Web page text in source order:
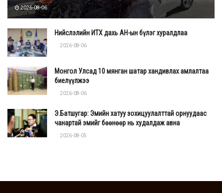
2026-08-06
Нийслэлийн ИТХ дахь АН-ын бүлэг хуралдлаа
2026-08-06
Монгол Улсад 10 мянган шатар хандивлах амлалтаа
биелүүлжээ
2026-08-06
Э.Батшугар: Эмийн хатуу зохицуулалттай орнуудаас
чанартай эмийг бөөнөөр нь худалдаж авна
2026-08-05